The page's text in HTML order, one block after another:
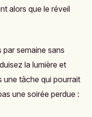
alors que le réveil
semaine sans
la lumière et
une tâche qui pourrait
une soirée perdue :